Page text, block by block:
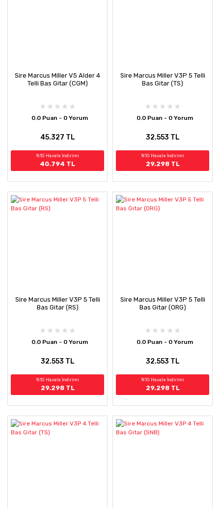
Sire Marcus Miller V5 Alder 4
Telli Bas Gitar (CGM)
0.0 Puan - 0 Yorum
45.327 TL
%10 Havale İndirimi
40.794 TL
Sire Marcus Miller V3P 5 Telli
Bas Gitar (TS)
0.0 Puan - 0 Yorum
32.553 TL
%10 Havale İndirimi
29.298 TL
Sire Marcus Miller V3P 5 Telli
Bas Gitar (RS)
0.0 Puan - 0 Yorum
32.553 TL
%10 Havale İndirimi
29.298 TL
Sire Marcus Miller V3P 5 Telli
Bas Gitar (ORG)
0.0 Puan - 0 Yorum
32.553 TL
%10 Havale İndirimi
29.298 TL